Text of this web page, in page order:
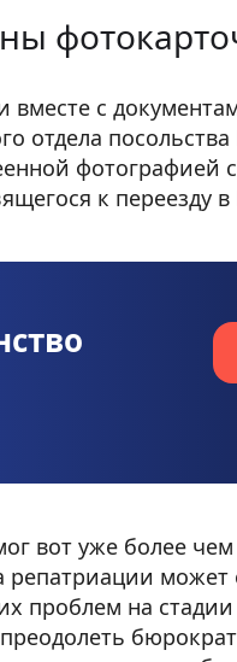
вместе с
отдела
фотографией
к переезду
вот уже более
репатриации может
проблем на